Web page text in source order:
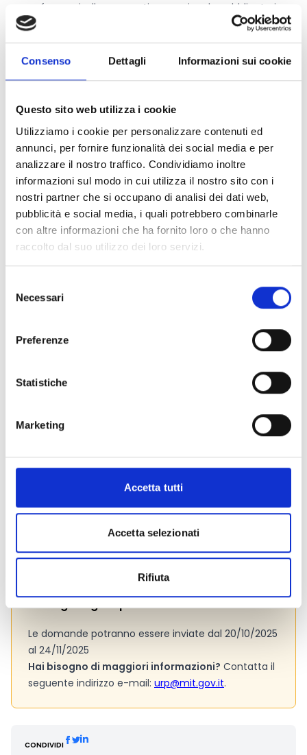
Consenso Dettagli Informazioni sui cookie
Questo sito web utilizza i cookie
Utilizziamo i cookie per personalizzare contenuti ed
annunci, per fornire funzionalità dei social media e per
analizzare il nostro traffico. Condividiamo inoltre
informazioni sul modo in cui utilizza il nostro sito con i
nostri partner che si occupano di analisi dei dati web,
pubblicità e social media, i quali potrebbero combinarle
con altre informazioni che ha fornito loro o che hanno
raccolto dal suo utilizzo dei loro servizi.
delNecessari
Preferenze
Statistiche
Marketing
Accetta tutti
Accetta selezionati
Rifiuta
conformarsi alla normativa nazionale obbligatoria
in materia di formazione ai sensi dell'art. 31, comma
2, del regolamento (CE) n.651/2014 e successive
modificazioni.
Entità del contributo
La dotazione finanziaria complessiva ammonta a
5.000.000 Euro. Il contributo massimo erogabile per
l'attività formativa è stabilito nelle seguenti soglie:
15.000 Euro per le micro imprese (meno di 10
dipendenti);
50.000 Euro per le piccole imprese (meno di 50
dipendenti);
100.000 Euro per le medie imprese (meno di 250
dipendenti);
dipendenti).
seguenti limiti massimi:
30 Euro all'ora per il tutoraggio;
Link e Documenti
Pagina web per formulari e documenti
Si consiglia di consultare regolarmente il sito web
ufficiale del bando per gli aggiornamenti e le
Consigli degli esperti
Le domande potranno essere inviate dal 20/10/2025
al 24/11/2025
Hai bisogno di maggiori informazioni? Contatta il
seguente indirizzo e-mail: urp@mit.gov.it.
CONDIVIDI